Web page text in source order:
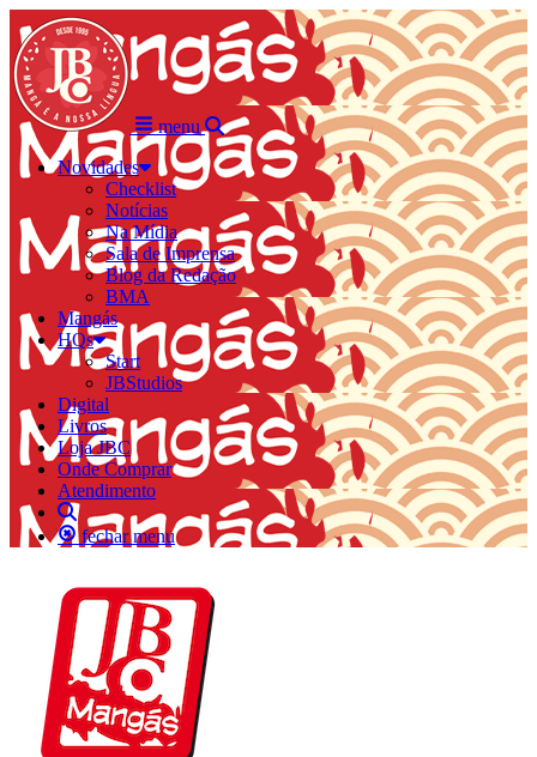
menu
Novidades
Checklist
Notícias
Na Mídia
Sala de Imprensa
Blog da Redação
BMA
Mangás
HQs
Start
JBStudios
Digital
Livros
Loja JBC
Onde Comprar
Atendimento
fechar menu